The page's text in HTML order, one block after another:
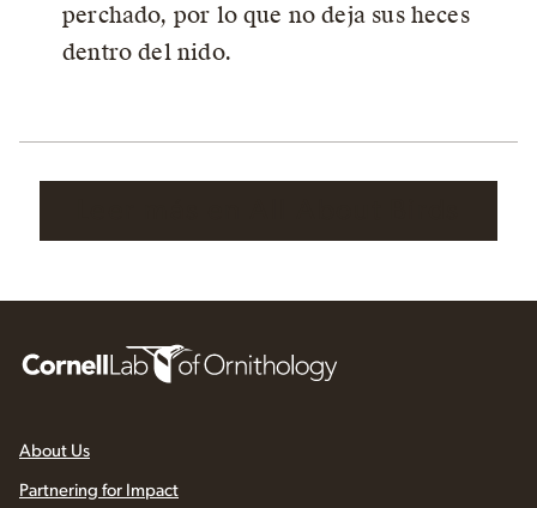
perchado, por lo que no deja sus heces
dentro del nido.
About Us
Partnering for Impact